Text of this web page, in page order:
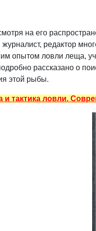
на его
редактор
опытом ловли леща,
рассказано о
этой рыбы.
и тактика ловли.